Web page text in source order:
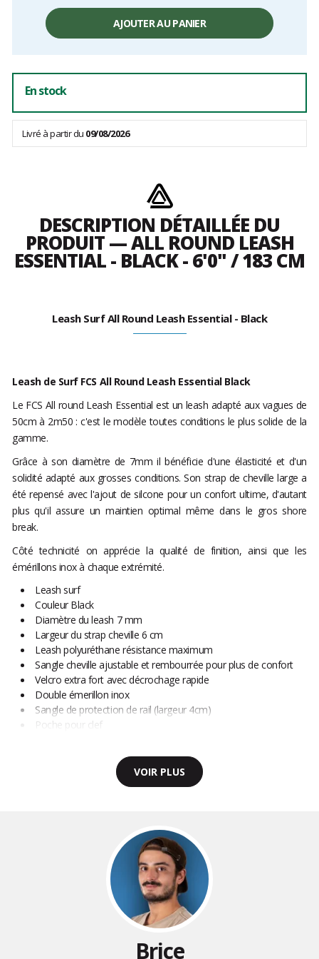
unitaire,
AJOUTER AU PANIER
En stock
Livré à partir du 09/08/2026
DESCRIPTION DÉTAILLÉE DU
PRODUIT — ALL ROUND LEASH
ESSENTIAL - BLACK - 6'0" / 183 CM
Leash Surf All Round Leash Essential - Black
Leash de Surf FCS All Round Leash Essential Black
Le FCS All round Leash Essential est un leash adapté aux vagues de
50cm à 2m50 : c'est le modèle toutes conditions le plus solide de la
gamme.
Grâce à son diamètre de 7mm il bénéficie d'une élasticité et d'un
solidité adapté aux grosses conditions. Son strap de cheville large a
été repensé avec l'ajout de silcone pour un confort ultime, d'autant
plus qu'il assure un maintien optimal même dans le gros shore
break.
Côté technicité on apprécie la qualité de finition, ainsi que les
émérillons inox à chaque extrémité.
Leash surf
Couleur Black
Diamètre du leash 7 mm
Largeur du strap cheville 6 cm
Leash polyuréthane résistance maximum
Sangle cheville ajustable et rembourrée pour plus de confort
Velcro extra fort avec décrochage rapide
Double émerillon inox
Sangle de protection de rail (largeur 4cm)
Poche pour clef
VOIR PLUS
Brice